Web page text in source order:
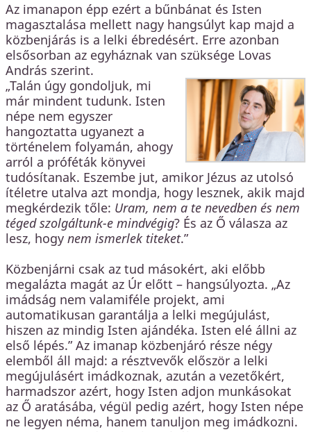
Az imanapon épp ezért a bűnbánat és Isten
magasztalása mellett nagy hangsúlyt kap majd a
közbenjárás is a lelki ébredésért. Erre azonban
elsősorban az egyháznak van szüksége Lovas
András szerint.
„Talán úgy gondoljuk, mi
már mindent tudunk. Isten
népe nem egyszer
hangoztatta ugyanezt a
történelem folyamán, ahogy
arról a próféták könyvei
tudósítanak. Eszembe jut, amikor Jézus az utolsó
ítéletre utalva azt mondja, hogy lesznek, akik majd
megkérdezik tőle: Uram, nem a te nevedben és nem
téged szolgáltunk-e mindvégig? És az Ő válasza az
lesz, hogy nem ismerlek titeket.”
Közbenjárni csak az tud másokért, aki előbb
megalázta magát az Úr előtt – hangsúlyozta. „Az
imádság nem valamiféle projekt, ami
automatikusan garantálja a lelki megújulást,
hiszen az mindig Isten ajándéka. Isten elé állni az
első lépés.” Az imanap közbenjáró része négy
elemből áll majd: a résztvevők először a lelki
megújulásért imádkoznak, azután a vezetőkért,
harmadszor azért, hogy Isten adjon munkásokat
az Ő aratásába, végül pedig azért, hogy Isten népe
ne legyen néma, hanem tanuljon meg imádkozni.